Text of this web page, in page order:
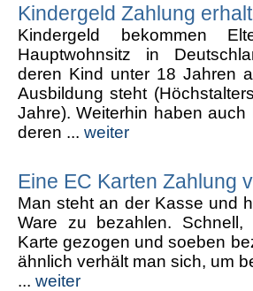
Kindergeld Zahlung
Kindergeld bekommen
Hauptwohnsitz in
deren Kind unter 18 Jahren
Ausbildung steht
Jahre). Weiterhin haben auch
deren ... weiter
Eine EC Karten Zahlung
Man steht an der Kasse und
Ware zu bezahlen.
Karte gezogen und soeben
ähnlich verhält man sich, um
... weiter